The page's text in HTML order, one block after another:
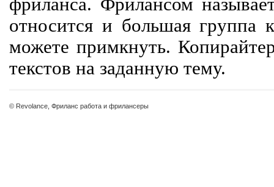
фриланса. Фрилансом
относится и большая группа
можете примкнуть.
текстов на заданную тему.
© Revolance, Фриланс работа и фрилансеры